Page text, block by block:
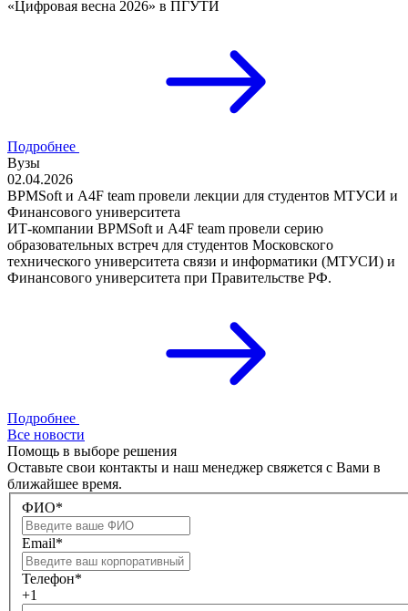
«Цифровая весна 2026» в ПГУТИ
Подробнее
Вузы
02.04.2026
BPMSoft и A4F team провели лекции для студентов МТУСИ и
Финансового университета
ИТ-компании BPMSoft и A4F team провели серию
образовательных встреч для студентов Московского
технического университета связи и информатики (МТУСИ) и
Финансового университета при Правительстве РФ.
Подробнее
Все новости
Помощь в выборе решения
Оставьте свои контакты и наш менеджер свяжется с Вами в
ближайшее время.
ФИО*
Email*
Телефон*
+1